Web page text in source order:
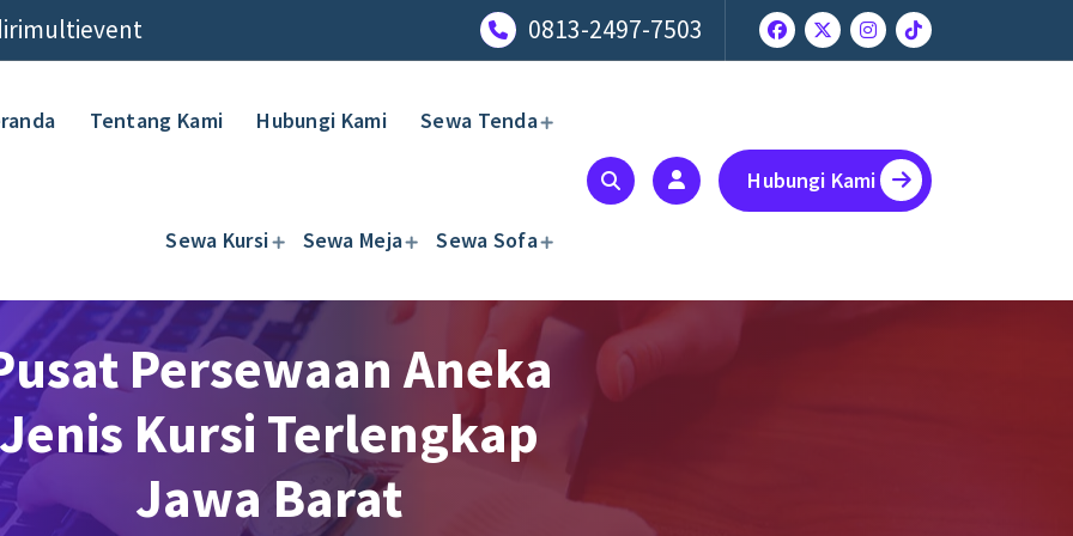
0813-2497-7503
Tentang Kami Hubungi Kami Sewa Tenda
Sewa Kursi Sewa Meja Sewa Sofa
Hubungi Kami
Persewaan Aneka
Kursi Terlengkap
Jawa Barat